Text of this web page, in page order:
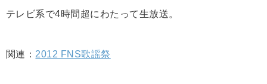
テレビ系で4時間超にわたって生放送。
関連： 2012 FNS歌謡祭